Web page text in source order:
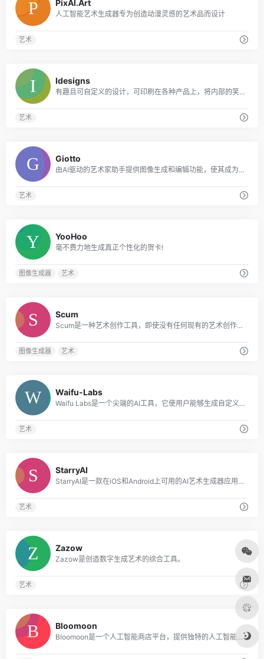
PixAI.Art
人工智能艺术生成器专为创造动漫灵感的艺术品而设计
艺术
Idesigns
有趣且可自定义的设计，可印刷在各种产品上，将内部的笑话和兴趣转化为难忘的礼物。
艺术
Giotto
由AI驱动的艺术家助手提供图像生成和编辑功能，使其成为艺术家和创意人员的宝贵工具。
艺术
YooHoo
毫不费力地生成真正个性化的贺卡!
图像生成器 艺术
Scum
Scum是一种艺术创作工具，即使没有任何现有的艺术创作经验，用户也可以毫不费力地创作令人惊叹的艺术品。
图像生成器 艺术
Waifu-Labs
Waifu Labs是一个尖端的AI工具，它使用户能够生成自定义的动漫肖像。
艺术
StarryAI
StarryAI是一款在iOS和Android上可用的AI艺术生成器应用程序，可将文字转化为令人惊叹的艺术品。
艺术
Zazow
Zazow是创造数字生成艺术的综合工具。
艺术
Bloomoon
Bloomoon是一个人工智能商店平台，提供独特的人工智能生成的绘画